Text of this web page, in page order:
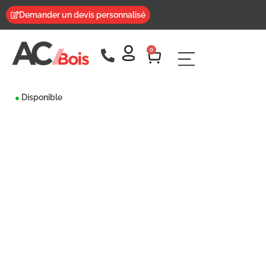
Demander un devis personnalisé
0
● Disponible